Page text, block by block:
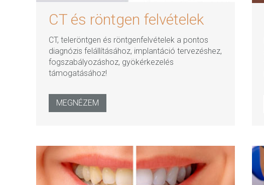
CT és röntgen felvételek
CT, teleröntgen és röntgenfelvételek a pontos
diagnózis felállításához, implantáció tervezéshez,
fogszabályozáshoz, gyökérkezelés
támogatásához!
MEGNÉZEM